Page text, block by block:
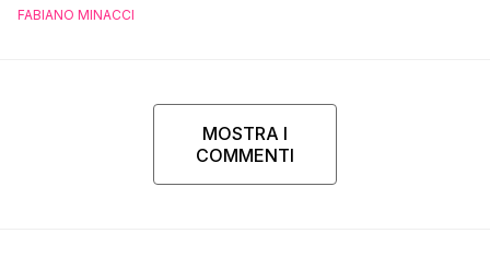
FABIANO MINACCI
MOSTRA I
COMMENTI